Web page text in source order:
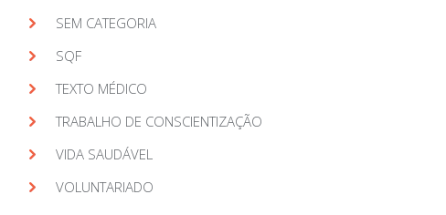
SEM CATEGORIA
SQF
TEXTO MÉDICO
TRABALHO DE CONSCIENTIZAÇÃO
VIDA SAUDÁVEL
VOLUNTARIADO